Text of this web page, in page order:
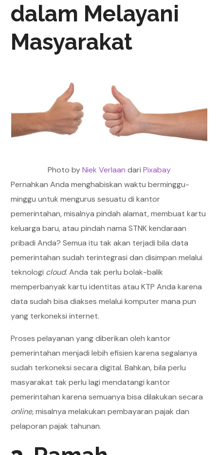
dalam Melayani
Masyarakat
Photo byNiek Verlaan dari Pixabay
Pernahkan Anda menghabiskan waktu berminggu-
minggu untuk mengurus sesuatu di kantor
pemerintahan, misalnya pindah alamat, membuat kartu
keluarga baru, atau pindah nama STNK kendaraan
pribadi Anda? Semua itu tak akan terjadi bila data
pemerintahan sudah terintegrasi dan disimpan melalui
teknologi cloud. Anda tak perlu bolak-balik
memperbanyak kartu identitas atau KTP Anda karena
data sudah bisa diakses melalui komputer mana pun
yang terkoneksi internet.
Proses pelayanan yang diberikan oleh kantor
pemerintahan menjadi lebih efisien karena segalanya
sudah terkoneksi secara digital. Bahkan, bila perlu
masyarakat tak perlu lagi mendatangi kantor
pemerintahan karena semuanya bisa dilakukan secara
online,misalnya melakukan pembayaran pajak dan
pelaporan pajak tahunan.